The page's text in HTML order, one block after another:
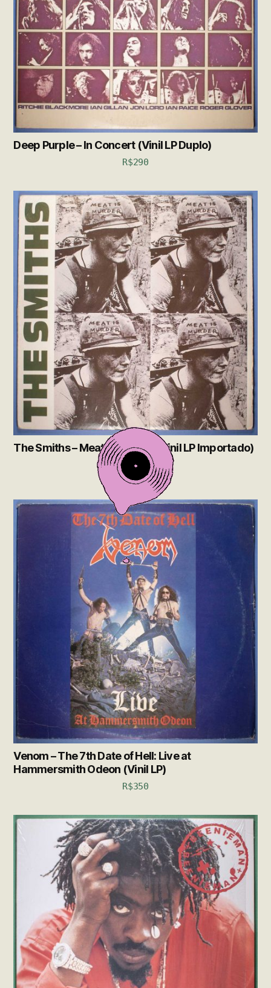
Deep Purple – In Concert (Vinil LP Duplo)
R$290
The Smiths – Meat Is Murder (Vinil LP Importado)
VENDIDO
Venom – The 7th Date of Hell: Live at
Hammersmith Odeon (Vinil LP)
R$350